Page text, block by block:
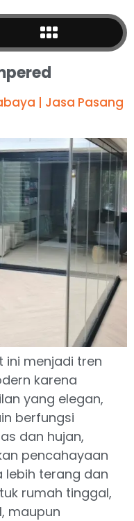
| Jasa Pasang
ini menjadi tren
karena
yang elegan,
berfungsi
dan hujan,
pencahayaan
lebih terang dan
rumah tinggal,
maupun